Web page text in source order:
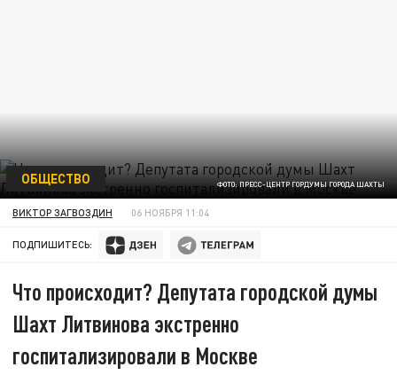
ФОТО: ПРЕСС-ЦЕНТР ГОРДУМЫ ГОРОДА ШАХТЫ
ОБЩЕСТВО
ВИКТОР ЗАГВОЗДИН 06 НОЯБРЯ 11:04
ПОДПИШИТЕСЬ:
Что происходит? Депутата городской думы
Шахт Литвинова экстренно
госпитализировали в Москве